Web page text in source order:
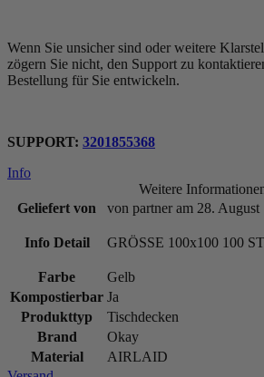
Wenn Sie unsicher sind oder weitere
zögern Sie nicht, den Support zu
Bestellung für Sie entwickeln.
SUPPORT: 3201855368
Info
Weitere
Geliefert von
von partner am 28. August
Info Detail GRÖSSE 100x100 100
Farbe
Gelb
Kompostierbar Ja
Produkttyp
Tischdecken
Brand
Okay
Material
AIRLAID